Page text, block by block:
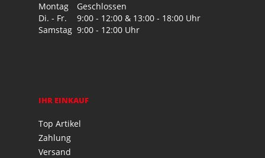
Montag
Geschlossen
Di. - Fr.
9:00 - 12:00 & 13:00 - 18:00 Uhr
Samstag 9:00 - 12:00 Uhr
IHR EINKAUF
Top Artikel
Zahlung
Versand